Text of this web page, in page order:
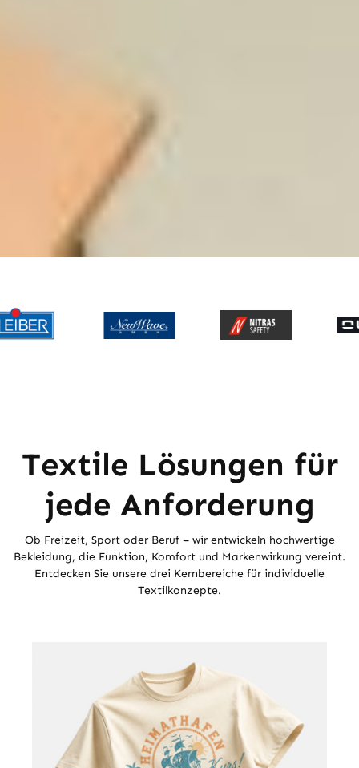
Textile Lösungen für
jede Anforderung
Ob Freizeit, Sport oder Beruf – wir entwickeln hochwertige
Bekleidung, die Funktion, Komfort und Markenwirkung vereint.
Entdecken Sie unsere drei Kernbereiche für individuelle
Textilkonzepte.